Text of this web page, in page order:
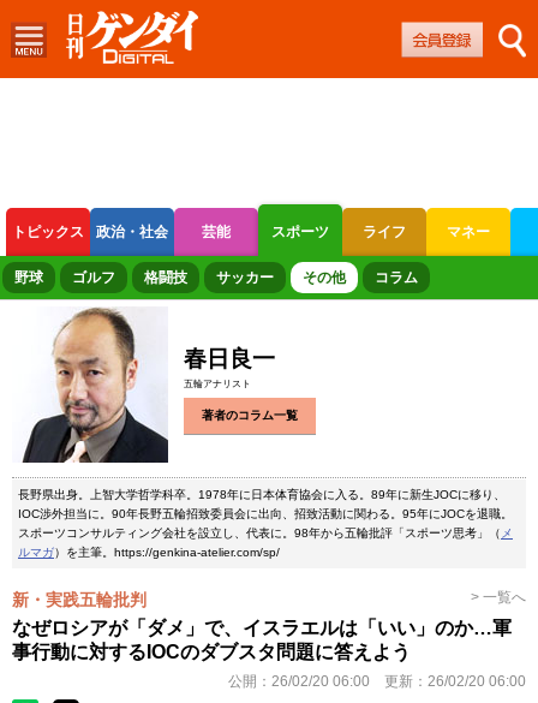
トピックス 政治・社会 芸能 スポーツ ライフ マネー
ボートレース 競輪 オートレース
野球 ゴルフ 格闘技 サッカー その他 コラム
春日良一
五輪アナリスト
著者のコラム一覧
長野県出身。上智大学哲学科卒。1978年に日本体育協会に入る。89年に新生JOCに移り、
IOC渉外担当に。90年長野五輪招致委員会に出向、招致活動に関わる。95年にJOCを退職。
スポーツコンサルティング会社を設立し、代表に。98年から五輪批評「スポーツ思考」（ メ
ルマガ）を主筆。https://genkina-atelier.com/sp/
新・実践五輪批判 > 一覧へ
なぜロシアが「ダメ」で、イスラエルは「いい」のか…軍
事行動に対するIOCのダブスタ問題に答えよう
公開： 26/02/20 06:00 更新： 26/02/20 06:00